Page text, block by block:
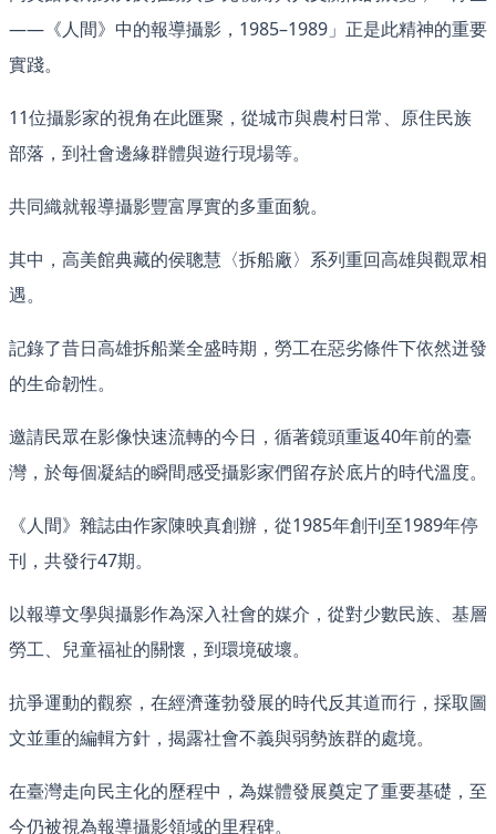
——《人間》中的報導攝影，1985–1989」正是此精神的重要
實踐。
11位攝影家的視角在此匯聚，從城市與農村日常、原住民族
部落，到社會邊緣群體與遊行現場等。
共同織就報導攝影豐富厚實的多重面貌。
其中，高美館典藏的侯聰慧〈拆船廠〉系列重回高雄與觀眾相
遇。
記錄了昔日高雄拆船業全盛時期，勞工在惡劣條件下依然迸發
的生命韌性。
邀請民眾在影像快速流轉的今日，循著鏡頭重返40年前的臺
灣，於每個凝結的瞬間感受攝影家們留存於底片的時代溫度。
《人間》雜誌由作家陳映真創辦，從1985年創刊至1989年停
刊，共發行47期。
以報導文學與攝影作為深入社會的媒介，從對少數民族、基層
勞工、兒童福祉的關懷，到環境破壞。
抗爭運動的觀察，在經濟蓬勃發展的時代反其道而行，採取圖
文並重的編輯方針，揭露社會不義與弱勢族群的處境。
在臺灣走向民主化的歷程中，為媒體發展奠定了重要基礎，至
今仍被視為報導攝影領域的里程碑。